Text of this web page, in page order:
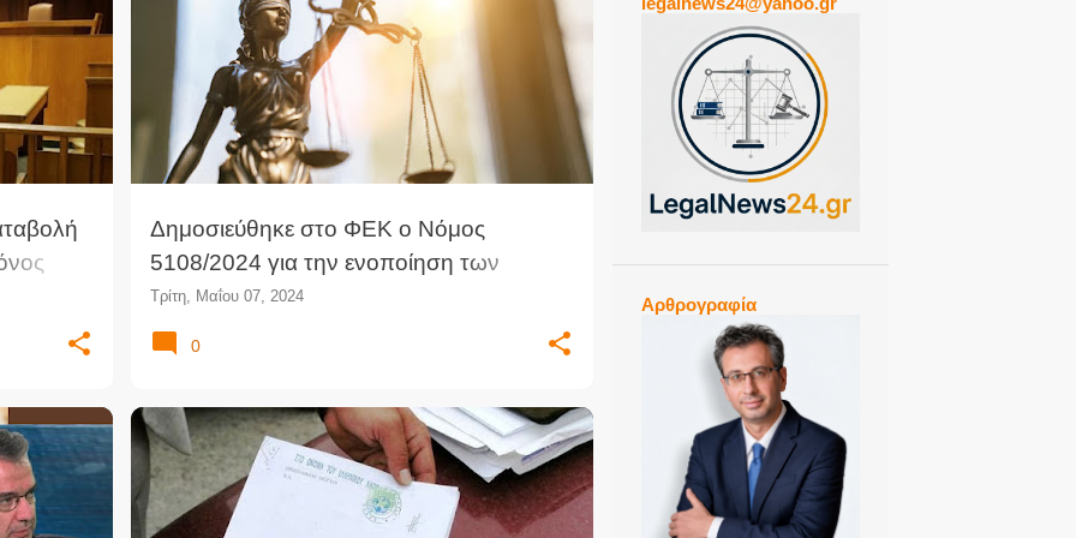
Δημοσιεύθηκε στο ΦΕΚ ο Νόμος
5108/2024 για την ενοποίηση των
δικαστηρίων
Τρίτη, Μαΐου 07, 2024
ΔΙΚΑΙΟΣΎΝΗ ΔΙΚΑΣΤΈΣ ΔΙΚΑΣΤΉΡΙΑ
ΠΡΩΤΟΔΙΚΕΊΟ
0
ΚΥΜΙΩΝΉΣ ΕΙΡΗΝΟΔΙΚΕΊΟ ΈΝΟΡΚΗ ΒΕΒΑΊΩΣΗ ΈΝΟΡΚΗ ΔΉΛΩΣΗ
+
ΥΠΟΥΡΓΕΊΟ ΔΙΚΑΙΟΣΎΝΗΣ
Αρθρογραφία